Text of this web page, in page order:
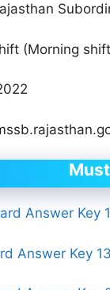
(Morning
Answer Key
Answer Key